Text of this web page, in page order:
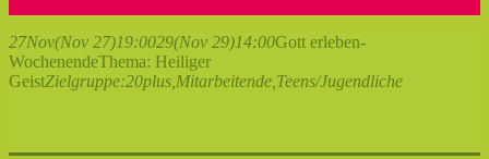
27Nov(Nov 27)19:0029(Nov 29)14:00Gott erleben-
WochenendeThema: Heiliger
GeistZielgruppe:20plus, Mitarbeitende, Teens/Jugendliche